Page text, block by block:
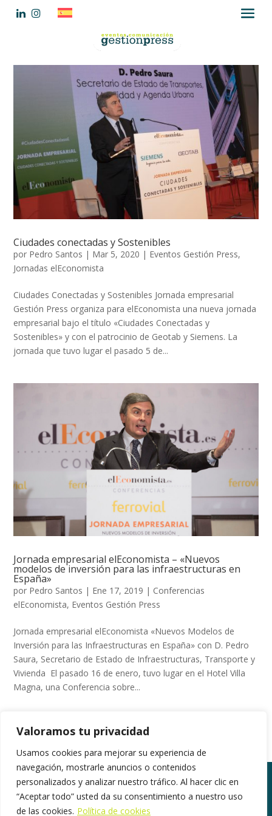
Valoramos tu privacidad
Usamos cookies para mejorar su experiencia de
navegación, mostrarle anuncios o contenidos
personalizados y analizar nuestro tráfico. Al hacer clic en
“Aceptar todo” usted da su consentimiento a nuestro uso
de las cookies. Política de cookies
Ciudades conectadas y Sostenibles
por Pedro Santos | Mar 5, 2020 | Eventos Gestión Press,
Jornadas elEconomista
Ciudades Conectadas y Sostenibles Jornada empresarial
Gestión Press organiza para elEconomista una nueva jornada
empresarial bajo el título «Ciudades Conectadas y
Sostenibles» y con el patrocinio de Geotab y Siemens. La
jornada que tuvo lugar el pasado 5 de...
Jornada empresarial elEconomista – «Nuevos
modelos de inversión para las infraestructuras en
España»
por Pedro Santos | Ene 17, 2019 | Conferencias
elEconomista, Eventos Gestión Press
Jornada empresarial elEconomista «Nuevos Modelos de
Inversión para las Infraestructuras en España» con D. Pedro
Saura, Secretario de Estado de Infraestructuras, Transporte y
Vivienda El pasado 16 de enero, tuvo lugar en el Hotel Villa
Magna, una Conferencia sobre...
©2018. Todos los derechos reservados |